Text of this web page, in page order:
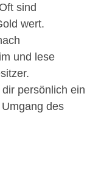
Oft sind
wert.
und lese
dir persönlich ein
des